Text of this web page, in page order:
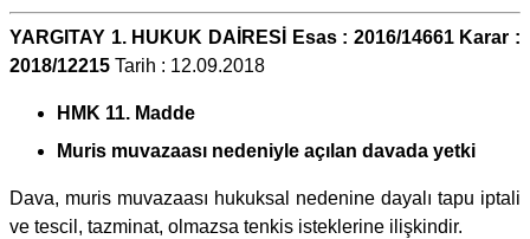
YARGITAY 1. HUKUK DAİRESİ Esas : 2016/14661 Karar :
2018/12215 Tarih : 12.09.2018
HMK 11. Madde
Muris muvazaası nedeniyle açılan davada yetki
Dava, muris muvazaası hukuksal nedenine dayalı tapu iptali
ve tescil, tazminat, olmazsa tenkis isteklerine ilişkindir.